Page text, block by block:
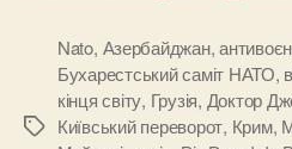
Позначки
Nato, Азербайджан,
Бухарестський саміт НАТО,
кінця світу, Грузія, Доктор
Київський переворот, Крим,